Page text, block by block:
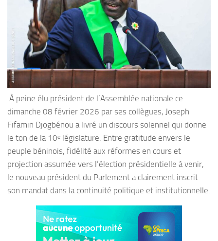
À peine élu président de l’Assemblée nationale ce
dimanche 08 février 2026 par ses collègues, Joseph
Fifamin Djogbénou a livré un discours solennel qui donne
le ton de la 10ᵉ législature. Entre gratitude envers le
peuple béninois, fidélité aux réformes en cours et
projection assumée vers l’élection présidentielle à venir,
le nouveau président du Parlement a clairement inscrit
son mandat dans la continuité politique et institutionnelle.